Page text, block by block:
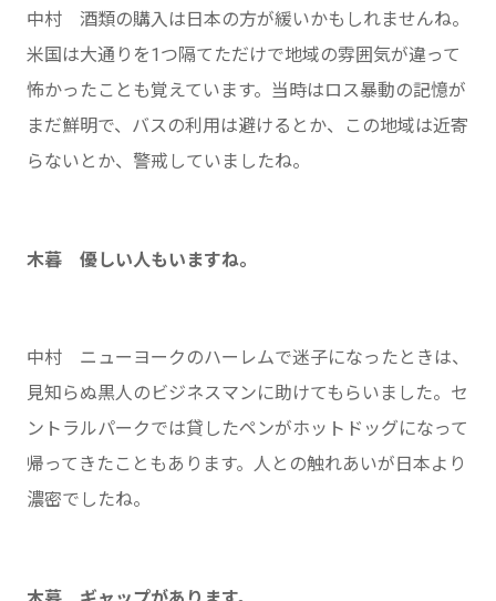
中村 酒類の購入は日本の方が緩いかもしれませんね。
米国は大通りを1つ隔てただけで地域の雰囲気が違って
怖かったことも覚えています。当時はロス暴動の記憶が
まだ鮮明で、バスの利用は避けるとか、この地域は近寄
らないとか、警戒していましたね。
木暮 優しい人もいますね。
中村 ニューヨークのハーレムで迷子になったときは、
見知らぬ黒人のビジネスマンに助けてもらいました。セ
ントラルパークでは貸したペンがホットドッグになって
帰ってきたこともあります。人との触れあいが日本より
濃密でしたね。